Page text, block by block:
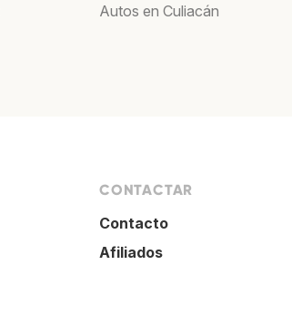
Autos en Culiacán
CONTACTAR
Contacto
Afiliados